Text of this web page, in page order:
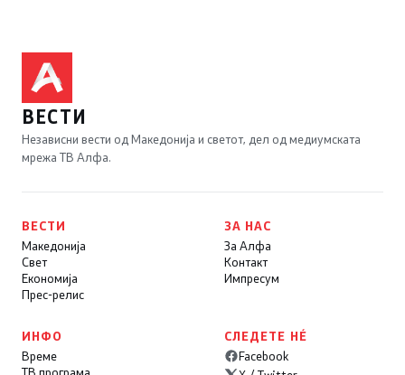
ВЕСТИ
Независни вести од Македонија и светот, дел од медиумската
мрежа ТВ Алфа.
ВЕСТИ
Македонија
Свет
Економија
Прес-релис
ЗА НАС
За Алфа
Контакт
Импресум
ИНФО
Време
СЛЕДЕТЕ НÉ
Facebook